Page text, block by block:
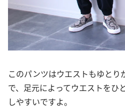
このパンツはウエストもゆとり
で、足元によってウエストをひ
しやすいですよ。